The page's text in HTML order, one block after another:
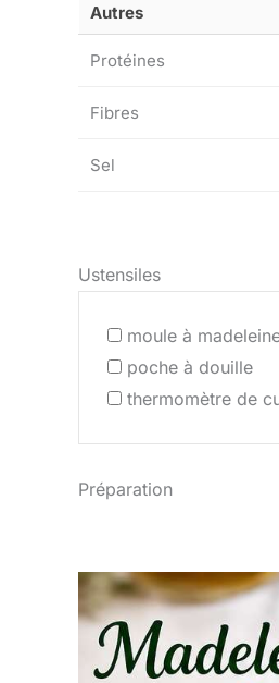
Autres
Protéines
Fibres
Sel
Ustensiles
moule à
poche à douille
thermomètre de
Préparation